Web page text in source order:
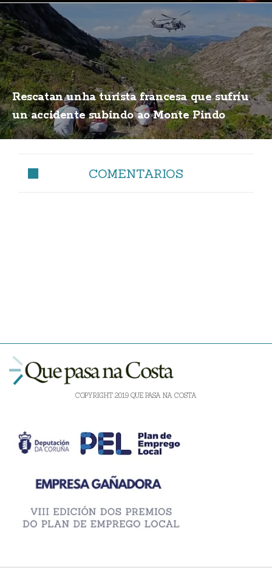
Rescatan unha turista francesa que sufríu
un accidente subindo ao Monte Pindo
COMENTARIOS
COPYRIGHT 2019 QUE PASA NA COSTA